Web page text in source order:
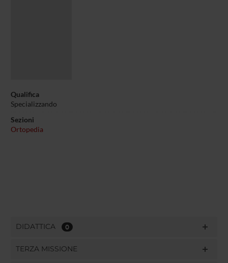
Qualifica
Specializzando
Sezioni
Ortopedia
DIDATTICA 0
TERZA MISSIONE